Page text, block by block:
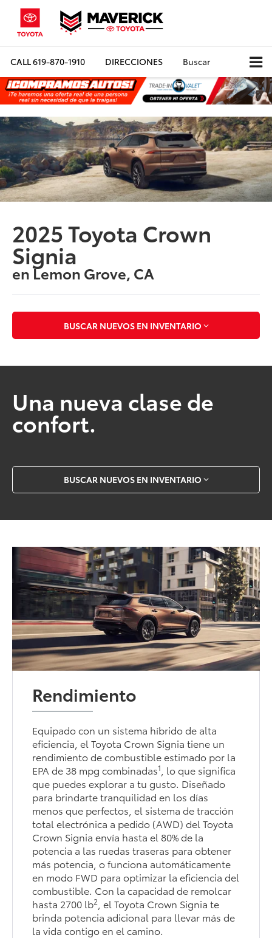
CALL619-870-1910 DIRECCIONES Buscar
2025 Toyota Crown
Signia
en Lemon Grove, CA
BUSCAR NUEVOS EN INVENTARIO
Una nueva clase de
confort.
BUSCAR NUEVOS EN INVENTARIO
Rendimiento
Equipado con un sistema híbrido de alta
eficiencia, el Toyota Crown Signia tiene un
rendimiento de combustible estimado por la
EPA de 38 mpg combinadas1
, lo que significa
que puedes explorar a tu gusto. Diseñado
para brindarte tranquilidad en los días
menos que perfectos, el sistema de tracción
total electrónica a pedido (AWD) del Toyota
Crown Signia envía hasta el 80% de la
potencia a las ruedas traseras para obtener
más potencia, o funciona automáticamente
en modo FWD para optimizar la eficiencia del
combustible. Con la capacidad de remolcar
hasta 2700 lb2 , el Toyota Crown Signia te
brinda potencia adicional para llevar más de
la vida contigo en el camino.